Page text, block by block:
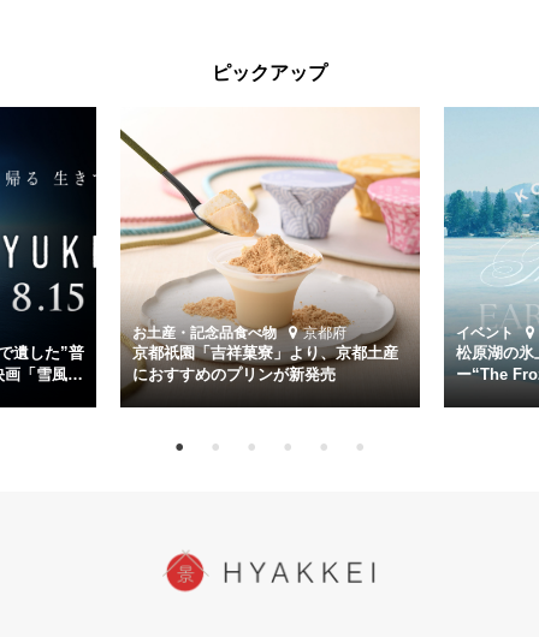
くの仲間の命を救い帰還させ、戦後まで生き抜き「幸運艦」と呼ばれ
主演は「雪風」の艦長・寺澤一利を演じる竹野内豊。先任伍長・早瀬
幸平を玉木宏が演じるほか、奥平大兼、田中麗奈、石丸幹二、益岡徹
など実力派俳優が共演。そして戦艦大和と運命を共にした帝国海軍・
第二艦隊司令長官、伊藤整一を中井貴一が圧倒的な存在感で演じ切
る。
時代が再び、分断と暴力に揺れる現代。本作は「同じ過ちを繰り返す
道を歩んではいないか」と、彼らが命をかけて守りたいと願っ
た”今”を生きる私達に問いかける。戦後80年、戦争の記憶が薄れゆく
今だからこそ、尊い平和の価値を未来に繋ぐ作品『雪風 YUKIKAZE』
を多くの方にご覧いただきたい。
ピックアップ
遺した”普
画「雪風
お土産・記念品食べ物 京都府
京都祇園「吉祥菓寮」より、京都土産
におすすめのプリンが新発売
イベント
松原湖の氷
ー“The